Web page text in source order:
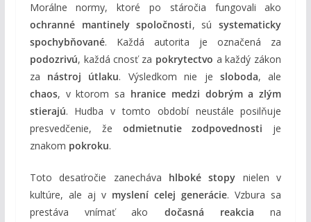
Morálne normy, ktoré po stáročia fungovali ako
ochranné mantinely spoločnosti, súsystematicky
spochybňované. Každá autorita je označená za
podozrivú, každá cnosť za pokrytectvo a každý zákon
za nástroj útlaku. Výsledkom nie je sloboda, ale
chaos, v ktorom sa hranice medzi dobrým a zlým
stierajú. Hudba v tomto období neustále posilňuje
presvedčenie, že odmietnutie zodpovednosti je
znakom pokroku.
Toto desaťročie zanecháva hlboké stopy nielen v
kultúre, ale aj v myslení celej generácie. Vzbura sa
prestáva vnímať ako dočasná reakcia na